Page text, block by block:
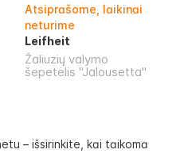
– išsirinkite, kai taikoma
Atsiprašome, laikinai
neturime
Leifheit
Žaliuzių valymo
šepetėlis "Jalousetta"